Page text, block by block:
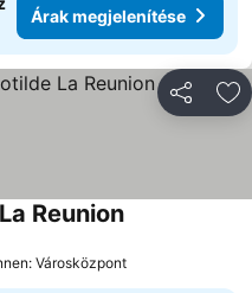
Árak megjelenítése
ReunionÁrak
Városközpont